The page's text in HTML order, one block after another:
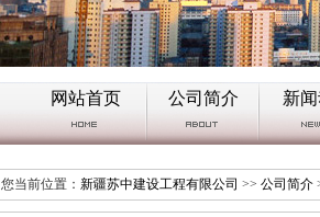
网站首页 公司简介 新
您当前位置： 新疆苏中建设工程有限公司 >> 公司简介